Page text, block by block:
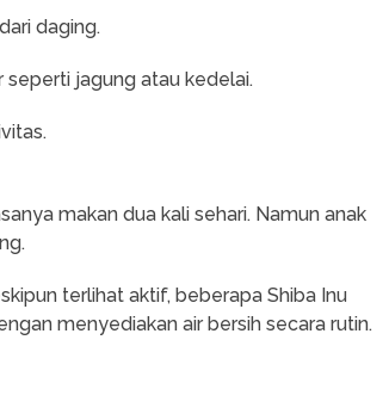
daging.
seperti jagung atau kedelai.
makan dua kali sehari. Namun anak
terlihat aktif, beberapa Shiba Inu
menyediakan air bersih secara rutin.